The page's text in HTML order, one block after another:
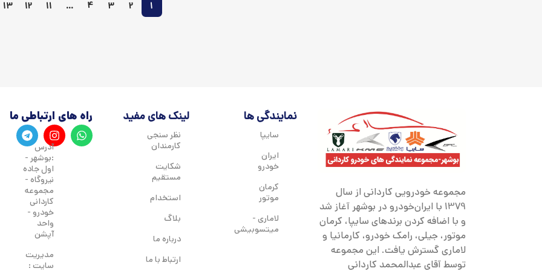
1
2
3
4
…
11
12
13
مجموعه خودرویی کاردانی از سال
1379 با ایران‌خودرو در بوشهر آغاز شد
و با اضافه کردن برندهای سایپا، کرمان
موتور، جیلی، رامک خودرو، کارمانیا و
لاماری گسترش یافت. این مجموعه
توسط آقای عبدالمحمد کاردانی
نمایندگی ها
سایپا
ایران
خودرو
کرمان
موتور
لاماری -
میتسوبیشی
لینک های مفید
نظر سنجی
کارمندان
شکایت
مستقیم
استخدام
بلاگ
درباره ما
ارتباط با ما
راه های ارتباطی ما
آدرس
:بوشهر -
اول جاده
نیروگاه -
مجموعه
کاردانی
خودرو -
واحد
آپشن
مدیریت
سایت :